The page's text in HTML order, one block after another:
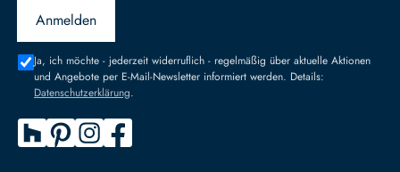
Anmelden
Ja, ich möchte - jederzeit widerruflich - regelmäßig über aktuelle Aktionen
und Angebote per E-Mail-Newsletter informiert werden. Details:
Datenschutzerklärung.